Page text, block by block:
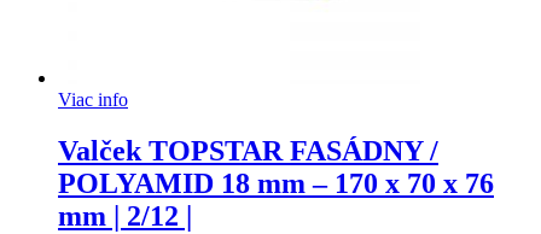
Viac info
Valček TOPSTAR FASÁDNY /
POLYAMID 18 mm – 170 x 70 x 76
mm | 2/12 |